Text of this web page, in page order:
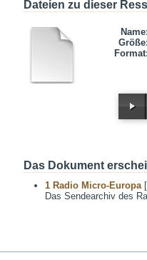
Dateien zu dieser
Das Dokument
1 Radio Micro-Europa
Das Sendearchiv des